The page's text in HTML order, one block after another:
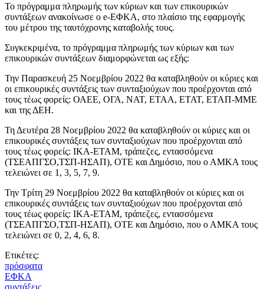
Το πρόγραμμα πληρωμής των κύριων και των επικουρικών
συντάξεων ανακοίνωσε ο e-ΕΦΚΑ, στο πλαίσιο της εφαρμογής
του μέτρου της ταυτόχρονης καταβολής τους.
Συγκεκριμένα, το πρόγραμμα πληρωμής των κύριων και των
επικουρικών συντάξεων διαμορφώνεται ως εξής:
Την Παρασκευή 25 Νοεμβρίου 2022 θα καταβληθούν οι κύριες και
οι επικουρικές συντάξεις των συνταξιούχων που προέρχονται από
τους τέως φορείς: ΟΑΕΕ, ΟΓΑ, ΝΑΤ, ΕΤΑΑ, ΕΤΑΤ, ΕΤΑΠ-ΜΜΕ
και της ΔΕΗ.
Τη Δευτέρα 28 Νοεμβρίου 2022 θα καταβληθούν οι κύριες και οι
επικουρικές συντάξεις των συνταξιούχων που προέρχονται από
τους τέως φορείς: ΙΚΑ-ΕΤΑΜ, τράπεζες, εντασσόμενα
(ΤΣΕΑΠΓΣΟ,ΤΣΠ-ΗΣΑΠ), ΟΤΕ και Δημόσιο, που ο ΑΜΚΑ τους
τελειώνει σε 1, 3, 5, 7, 9.
Την Τρίτη 29 Νοεμβρίου 2022 θα καταβληθούν οι κύριες και οι
επικουρικές συντάξεις των συνταξιούχων που προέρχονται από
τους τέως φορείς: ΙΚΑ-ΕΤΑΜ, τράπεζες, εντασσόμενα
(ΤΣΕΑΠΓΣΟ,ΤΣΠ-ΗΣΑΠ), ΟΤΕ και Δημόσιο, που ο ΑΜΚΑ τους
τελειώνει σε 0, 2, 4, 6, 8.
Ετικέτες:
πρόσφατα
ΕΦΚΑ
συντάξεις